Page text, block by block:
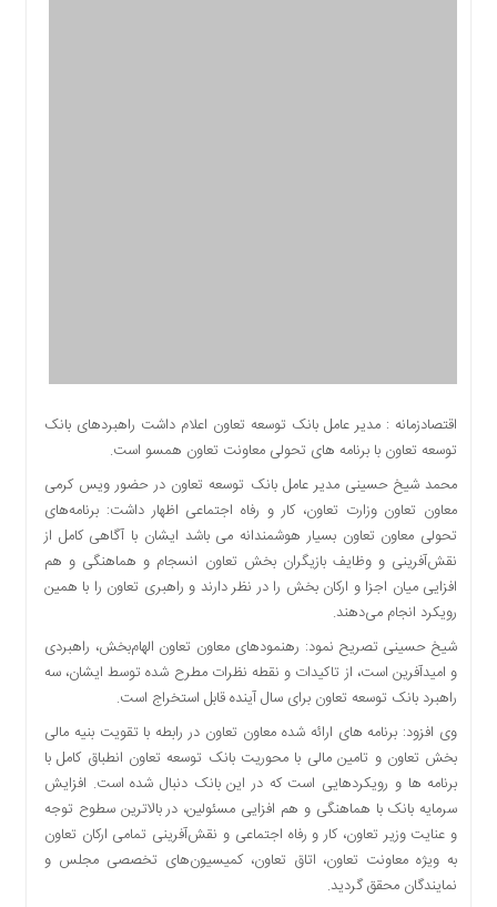
معدن
نفت
فناوری
منظقه
دسترسی
سریع
تماس
درباره
کتاب
پلیس،امنیت
جامعه
گرایی
اقتصادزمانه : مدیر عامل بانک توسعه تعاون اعلام داشت راهبردهای بانک
توسعه تعاون با برنامه های تحولی معاونت تعاون همسو است.
محمد شیخ حسینی مدیر عامل بانک توسعه تعاون در حضور ویس کرمی
معاون تعاون وزارت تعاون، کار و رفاه اجتماعی اظهار داشت: برنامه‌های
تحولی معاون تعاون بسیار هوشمندانه می باشد ایشان با آگاهی کامل از
نقش‌آفرینی و وظایف بازیگران بخش تعاون انسجام و هماهنگی و هم
افزایی میان اجزا و ارکان بخش را در نظر دارند و راهبری تعاون را با همین
رویکرد انجام می‌دهند.
شیخ حسینی تصریح نمود: رهنمودهای معاون تعاون الهام‌بخش، راهبردی
و امیدآفرین است، از تاکیدات و نقطه نظرات مطرح شده توسط ایشان، سه
راهبرد بانک توسعه تعاون برای سال آینده قابل استخراج است.
وی افزود: برنامه های ارائه شده معاون تعاون در رابطه با تقویت بنیه مالی
بخش تعاون و تامین مالی با محوریت بانک توسعه تعاون انطباق کامل با
برنامه ها و رویکردهایی است که در این بانک دنبال شده است. افزایش
سرمایه بانک با هماهنگی و هم افزایی مسئولین، در بالاترین سطوح توجه
و عنایت وزیر تعاون، کار و رفاه اجتماعی و نقش‌آفرینی تمامی ارکان تعاون
به ویژه معاونت تعاون، اتاق تعاون، کمیسیون‌های تخصصی مجلس و
نمایندگان محقق گردید.